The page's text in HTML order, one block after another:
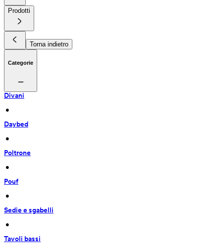
Prodotti
Torna indietro
Categorie
Divani
•
Daybed
•
Poltrone
•
Pouf
•
Sedie e sgabelli
•
Tavoli bassi